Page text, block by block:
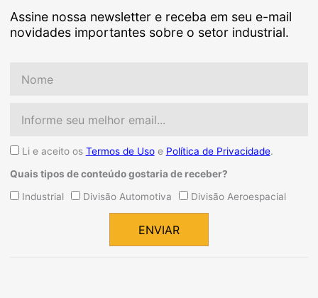
Assine nossa newsletter e receba em seu e-mail
novidades importantes sobre o setor industrial.
AceiteLi e aceito os Termos de Usoe Política de Privacidade.
Quais tipos de conteúdo gostaria de receber?
QuaisIndustrial Divisão Automotiva Divisão Aeroespacial
ENVIAR